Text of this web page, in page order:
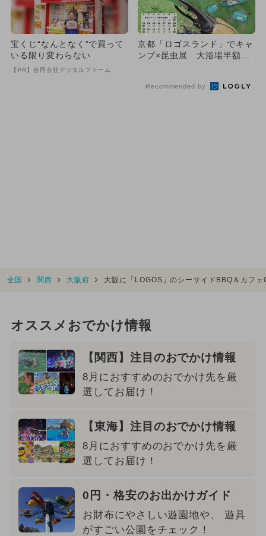
宝くじ“なんとなく”で買って
いる限り変わらない
【PR】合同会社デジタルファーム
京都「ロゴスランド」でキャ
ンプ×昆虫展 大浴場半額の
Recommended by
全国 関西 大阪府 大阪に「LOGOS」のシーサイドBBQ＆カフ
オススメおでかけ情報
【関西】注目のおでかけ情報
8月におすすめのおでかけ先を厳
選してお届け！
【東海】注目のおでかけ情報
8月におすすめのおでかけ先を厳
選してお届け！
0円・格安のお出かけガイド
お財布にやさしい遊園地や、 遊具
がすごい公園をチェック！